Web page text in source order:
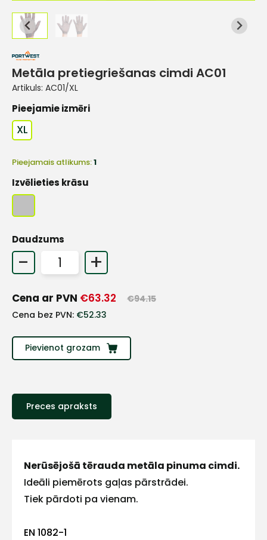
Metāla pretiegriešanas cimdi AC01
Artikuls: AC01/XL
Pieejamie izmēri
XL
Pieejamais atlikums:1
Izvēlieties krāsu
Daudzums
- +
Cena ar PVN €63.32 €94.15
Cena bez PVN: €52.33
Pievienot grozam
Preces apraksts
Nerūsējošā tērauda metāla pinuma cimdi.
Ideāli piemērots gaļas pārstrādei.
Tiek pārdoti pa vienam.
EN 1082-1
Sazinies
E-pasts
+